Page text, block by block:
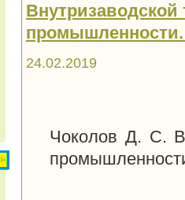
промышленности.
24.02.2019
Чоколов Д. С.